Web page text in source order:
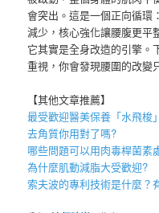
會突出。這是一個正向循環
減少，核心強化讓腰腹更平
它其實是全身改造的引擎。
重視，你會發現腰圍的改變
【其他文章推薦】
最受歡迎醫美保養「水飛梭
去角質你用對了嗎?
哪些問題可以用肉毒桿菌素
為什麼肌動減脂大受歡迎?
索夫波的專利技術是什麼？